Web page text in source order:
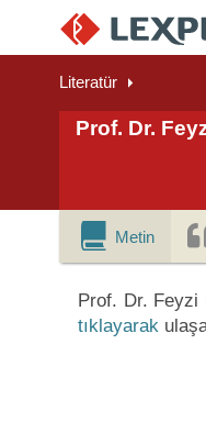
Literatür
Prof. Dr.
Metin
Prof. Dr. Feyzi
tıklayarak